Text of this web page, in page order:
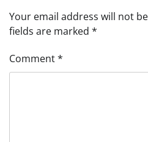
Your email address will not
fields are marked *
Comment*